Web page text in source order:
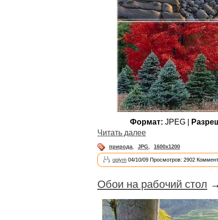
Формат: JPEG |
Читать далее
природа JPG 1600x1200
opiym 04/10/09 Просмотров: 2902
Обои на рабочий стол